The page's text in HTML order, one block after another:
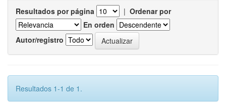
Resultados por página | Ordenar por
En orden
Autor/registro
Resultados 1-1 de 1.